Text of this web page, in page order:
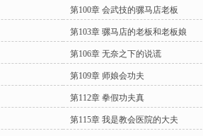
第100章 会武技的骡马店老板
第103章 骡马店的老板和老板娘
第106章 无奈之下的说谎
第109章 师娘会功夫
第112章 拳假功夫真
第115章 我是教会医院的大夫